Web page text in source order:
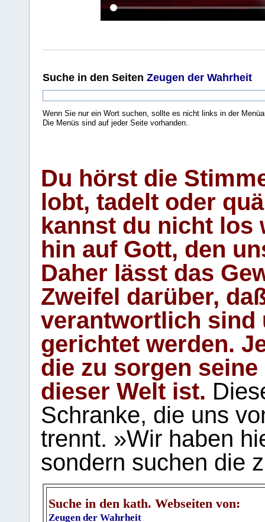
Suche in den Seiten Zeugen der Wahrheit
Wenn Sie nur ein Wort suchen, sollte es nicht links in der
Die Menüs sind auf jeder Seite vorhanden.
Du hörst die
lobt, tadelt oder
kannst du nicht los
hin auf Gott, den
Daher lässt das
Zweifel darüber,
verantwortlich sind
gerichtet werden.
die zu sorgen
dieser Welt ist.
Schranke, die uns
trennt. »Wir haben
sondern suchen die
Suche in den kath. Webseiten von:
Zeugen der Wahrheit